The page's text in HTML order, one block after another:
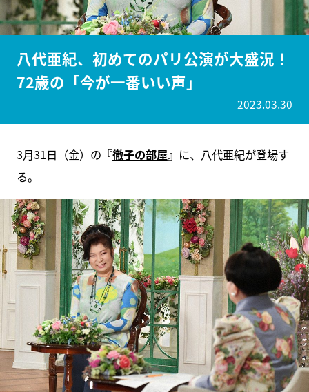
八代亜紀、初めてのパリ公演が大盛況！
72歳の「今が一番いい声」
2023.03.30
3月31日（金）の 『徹子の部屋』 に、八代亜紀が登場す
る。